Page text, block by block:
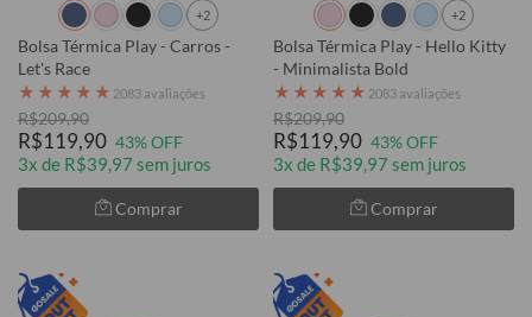
+2
Bolsa Térmica Play - Carros -
Let's Race
★ ★ ★ ★ ★ 2083 avaliações
R$209,90
R$119,90 43% OFF
3x de R$39,97 sem juros
Comprar
+2
Bolsa Térmica Play - Hello Kitty
- Minimalista Bold
★ ★ ★ ★ ★ 2083 avaliações
R$209,90
R$119,90 43% OFF
3x de R$39,97 sem juros
Comprar